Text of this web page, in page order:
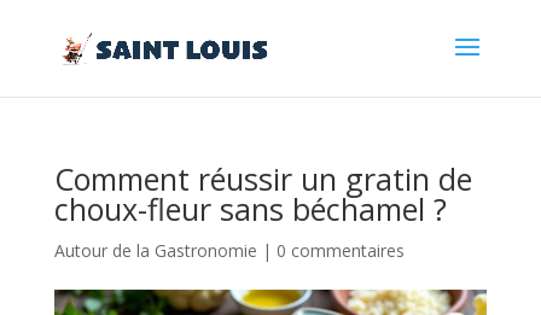
Comment réussir un gratin de
choux-fleur sans béchamel ?
Autour de la Gastronomie | 0 commentaires